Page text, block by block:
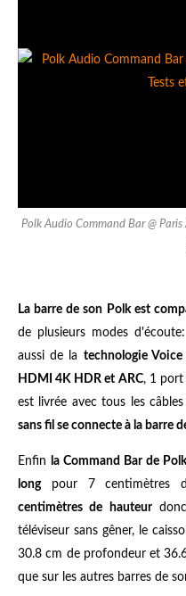
Polk Audio Command Bar @
La barre de son Polk est
de plusieurs modes
aussi de la technologie
HDMI 4K HDR et ARC, 1
est livrée avec tous les câbles
sans fil se connecte à la barre
Enfin
la Command Bar de
longpour 7 centimètres
centimètres de hauteurdonc
téléviseur sans gêner, le
30.8 cm de profondeur et
que sur les autres barres de